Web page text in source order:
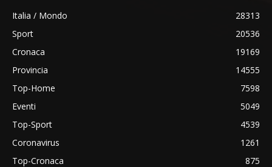
Italia / Mondo
28313
Sport
20536
Cronaca
19169
Provincia
14555
Top-Home
7598
Eventi
5049
Top-Sport
4539
Coronavirus
1261
Top-Cronaca
875